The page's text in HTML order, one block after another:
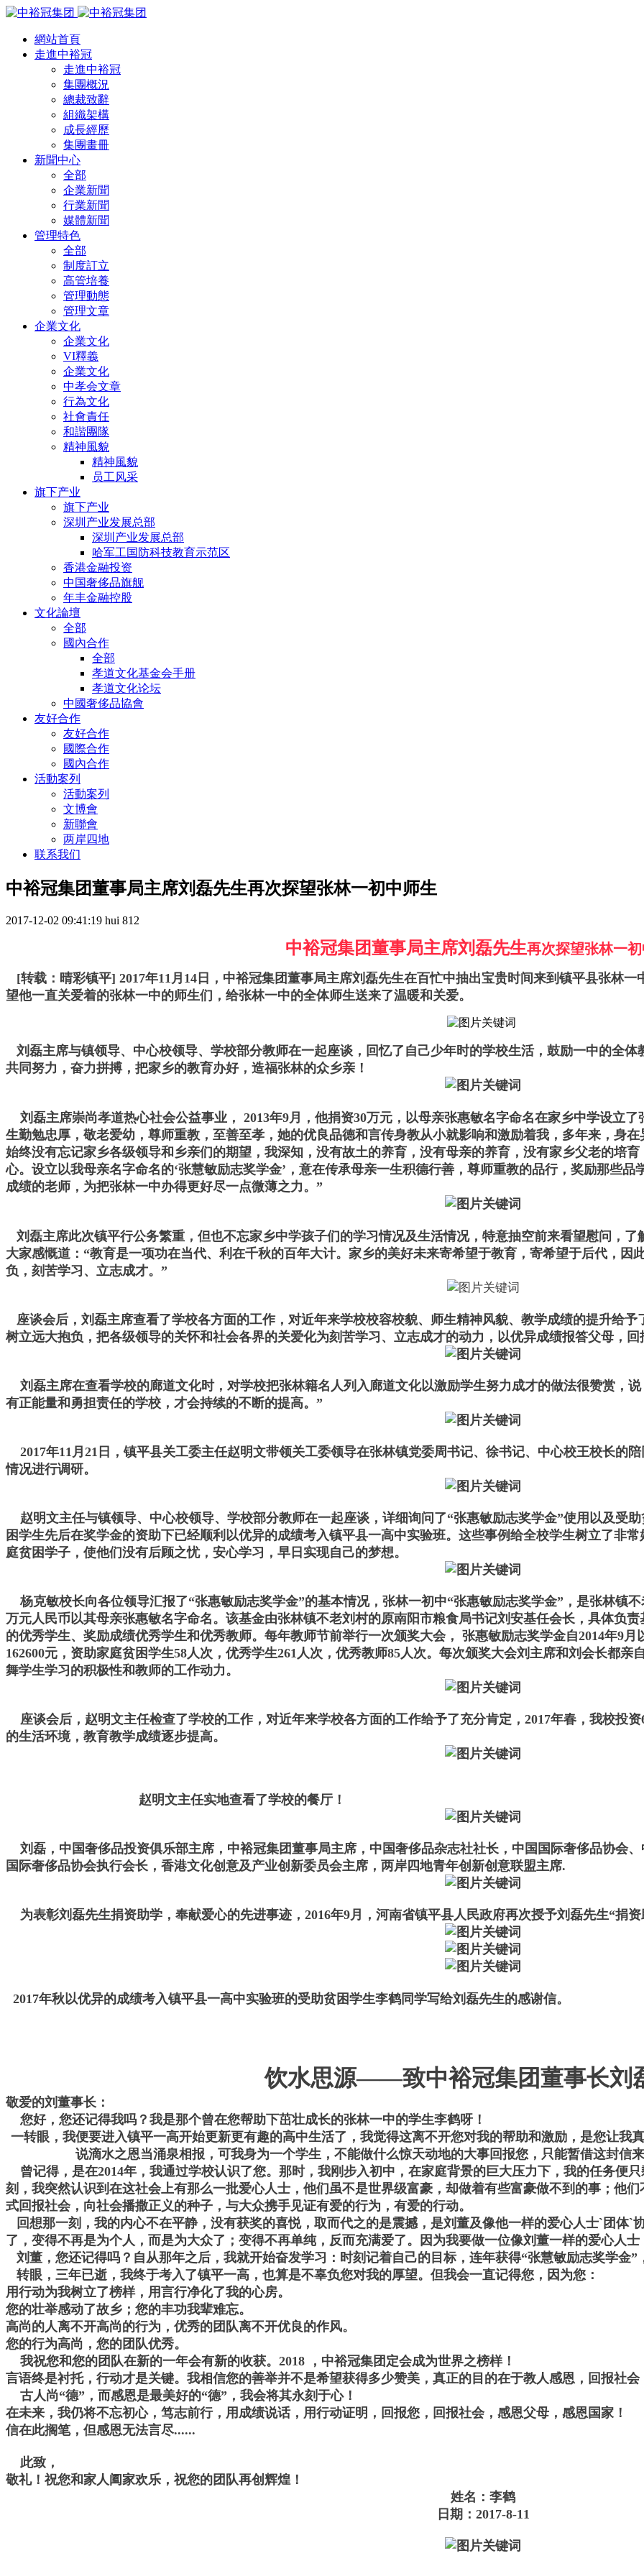
網站首頁
走進中裕冠
走進中裕冠
集團概況
總裁致辭
組織架構
成長經歷
集團畫冊
新聞中心
全部
企業新聞
行業新聞
媒體新聞
管理特色
全部
制度訂立
高管培養
管理動態
管理文章
企業文化
企業文化
VI釋義
企業文化
中孝会文章
行為文化
社會責任
和諧團隊
精神風貌
精神風貌
员工风采
旗下产业
旗下产业
深圳产业发展总部
深圳产业发展总部
哈军工国防科技教育示范区
香港金融投资
中国奢侈品旗舰
年丰金融控股
文化論壇
全部
國內合作
全部
孝道文化基金会手册
孝道文化论坛
中國奢侈品協會
友好合作
友好合作
國際合作
國內合作
活動案列
活動案列
文博會
新聯會
两岸四地
联系我们
中裕冠集团董事局主席刘磊先生再次探望张林一初中师生
2017-12-02 09:41:19 hui 812
中裕冠集团董事局主席刘磊先生再次探望张林一
[转载：晴彩镇平] 2017年11月14日，中裕冠集团董事局主席刘磊先生在百忙中抽出宝贵时间来到镇平县张林
望他一直关爱着的张林一中的师生们，给张林一中的全体师生送来了温暖和关爱。
刘磊主席与镇领导、中心校领导、学校部分教师在一起座谈，回忆了自己少年时的学校生活，鼓励一中的全
共同努力，奋力拼搏，把家乡的教育办好，造福张林的众乡亲！
刘磊主席崇尚孝道热心社会公益事业， 2013年9月，他捐资30万元，以母亲张惠敏名字命名在家乡中学设立
生勤勉忠厚，敬老爱幼，尊师重教，至善至孝，她的优良品德和言传身教从小就影响和激励着我，多年来，身
始终没有忘记家乡各级领导和乡亲们的期望，我深知，没有故土的养育，没有母亲的养育，没有家乡父老的培
心。设立以我母亲名字命名的‘张慧敏励志奖学金’，意在传承母亲一生积德行善，尊师重教的品行，奖励那些
成绩的老师，为把张林一中办得更好尽一点微薄之力。”
刘磊主席此次镇平行公务繁重，但也不忘家乡中学孩子们的学习情况及生活情况，特意抽空前来看望慰问，
大家感慨道：“教育是一项功在当代、利在千秋的百年大计。家乡的美好未来寄希望于教育，寄希望于后代，因
负，刻苦学习、立志成才。”
座谈会后，刘磊主席查看了学校各方面的工作，对近年来学校校容校貌、师生精神风貌、教学成绩的提升给
树立远大抱负，把各级领导的关怀和社会各界的关爱化为刻苦学习、立志成才的动力，以优异成绩报答父母，
刘磊主席在查看学校的廊道文化时，对学校把张林籍名人列入廊道文化以激励学生努力成才的做法很赞赏，
有正能量和勇担责任的学校，才会持续的不断的提高。”
2017年11月21日，镇平县关工委主任赵明文带领关工委领导在张林镇党委周书记、徐书记、中心校王校长的
情况进行调研。
赵明文主任与镇领导、中心校领导、学校部分教师在一起座谈，详细询问了“张惠敏励志奖学金”使用以及受
困学生先后在奖学金的资助下已经顺利以优异的成绩考入镇平县一高中实验班。这些事例给全校学生树立了非
庭贫困学子，使他们没有后顾之忧，安心学习，早日实现自己的梦想。
杨克敏校长向各位领导汇报了“张惠敏励志奖学金”的基本情况，张林一初中“张惠敏励志奖学金”，是张林镇
万元人民币以其母亲张惠敏名字命名。该基金由张林镇不老刘村的原南阳市粮食局书记刘安基任会长，具体负
的优秀学生、奖励成绩优秀学生和优秀教师。每年教师节前举行一次颁奖大会， 张惠敏励志奖学金自2014年9
162600元，资助家庭贫困学生58人次，优秀学生261人次，优秀教师85人次。每次颁奖大会刘主席和刘会长都
舞学生学习的积极性和教师的工作动力。
座谈会后，赵明文主任检查了学校的工作，对近年来学校各方面的工作给予了充分肯定，2017年春，我校投
的生活环境，教育教学成绩逐步提高。
赵明文主任实地查看了学校的餐厅！
刘磊，中国奢侈品投资俱乐部主席，中裕冠集团董事局主席，中国奢侈品杂志社社长，中国国际奢侈品协会
国际奢侈品协会执行会长，香港文化创意及产业创新委员会主席，两岸四地青年创新创意联盟主席.
为表彰刘磊先生捐资助学，奉献爱心的先进事迹，2016年9月，河南省镇平县人民政府再次授予刘磊先生“捐
2017年秋以优异的成绩考入镇平县一高中实验班的受助贫困学生李鹤同学写给刘磊先生的感谢信。
饮水思源——致中裕冠集团董事长刘
敬爱的刘董事长：
您好，您还记得我吗？我是那个曾在您帮助下茁壮成长的张林一中的学生李鹤呀！
一转眼，我便要进入镇平一高开始更新更有趣的高中生活了，我觉得这离不开您对我的帮助和激励，是您让我
说滴水之恩当涌泉相报，可我身为一个学生，不能做什么惊天动地的大事回报您，只能暂借这封信
曾记得，是在2014年，我通过学校认识了您。那时，我刚步入初中，在家庭背景的巨大压力下，我的任务便
刻，我突然认识到在这社会上有那么一批爱心人士，他们虽不是世界级富豪，却做着有些富豪做不到的事；他
式回报社会，向社会播撒正义的种子，与大众携手见证有爱的行为，有爱的行动。
回想那一刻，我的内心不在平静，没有获奖的喜悦，取而代之的是震撼，是刘董及像他一样的爱心人士`团体`
了，变得不再是为个人，而是为大众了；变得不再单纯，反而充满爱了。因为我要做一位像刘董一样的爱心人
刘董，您还记得吗？自从那年之后，我就开始奋发学习：时刻记着自己的目标，连年获得“张慧敏励志奖学金”
转眼，三年已逝，我终于考入了镇平一高，也算是不辜负您对我的厚望。但我会一直记得您，因为您：
用行动为我树立了榜样，用言行净化了我的心房。
您的壮举感动了故乡；您的丰功我辈难忘。
高尚的人离不开高尚的行为，优秀的团队离不开优良的作风。
您的行为高尚，您的团队优秀。
我祝您和您的团队在新的一年会有新的收获。2018 ，中裕冠集团定会成为世界之榜样！
言语终是衬托，行动才是关键。我相信您的善举并不是希望获得多少赞美，真正的目的在于教人感恩，回报社
古人尚“德”，而感恩是最美好的“德”，我会将其永刻于心！
在未来，我仍将不忘初心，笃志前行，用成绩说话，用行动证明，回报您，回报社会，感恩父母，感恩国家！
信在此搁笔，但感恩无法言尽......
此致，
敬礼！祝您和家人阖家欢乐，祝您的团队再创辉煌！
姓名：李鹤
日期：2017-8-11